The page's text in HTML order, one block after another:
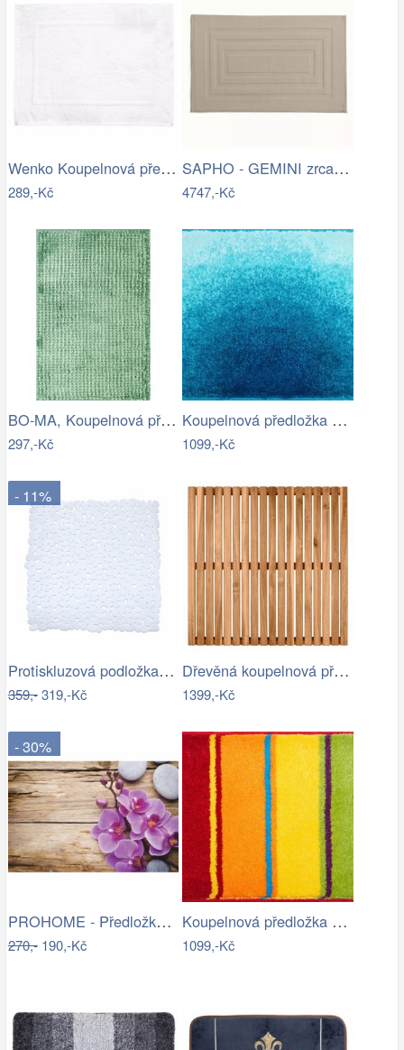
Wenko Koupelnová předložka TERRY…
289,-Kč
SAPHO - GEMINI zrcadlo s LED osvětlením…
4747,-Kč
BO-MA, Koupelnová předložka Ella micro…
297,-Kč
Koupelnová předložka SUNSHINE
1099,-Kč
- 11%
Protiskluzová podložka do sprchy…
359,-319,-Kč
Dřevěná koupelnová předložka, akatové…
1399,-Kč
- 30%
PROHOME - Předložka koupelnová 45x70cm…
270,-190,-Kč
Koupelnová předložka SUMMERTIME
1099,-Kč